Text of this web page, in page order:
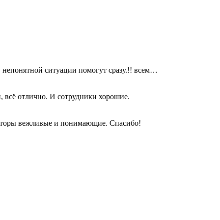
ситуации помогут сразу.!! всем…
всё отлично. И сотрудники хорошие.
вежливые и понимающие. Спасибо!